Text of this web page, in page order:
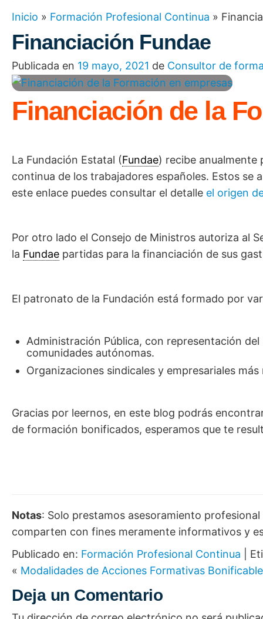
Inicio » Formación Profesional Continua »
Financiación Fundae
Publicada en 19 mayo, 2021 de Consultor de
Financiación de la
La Fundación Estatal (Fundae) recibe
continua de los trabajadores españoles. Estos se
este enlace puedes consultar el detalle el origen
Por otro lado el Consejo de Ministros autoriza al
la Fundae partidas para la financiación de sus
El patronato de la Fundación está formado por
Administración Pública, con representación
comunidades autónomas.
Organizaciones sindicales y empresariales
Gracias por leernos, en este blog podrás
de formación bonificados, esperamos que te
Notas: Solo prestamos asesoramiento
comparten con fines meramente informativos y
Publicado en: Formación Profesional Continua
« Modalidades de Acciones Formativas
Deja un Comentario